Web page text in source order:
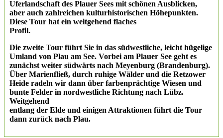
Uferlandschaft des Plauer Sees mit schönen Ausblicken,
aber auch zahlreichen kulturhistorischen Höhepunkten.
Diese Tour hat ein weitgehend flaches
Profil.
Die zweite Tour führt Sie in das südwestliche, leicht hügelige
Umland von Plau am See. Vorbei am Plauer See geht es
zunächst weiter südwärts nach Meyenburg (Brandenburg).
Über Marienfließ, durch ruhige Wälder und die Retzower
Heide radeln wir dann über farbenprächtige Wiesen und
bunte Felder in nordwestliche Richtung nach Lübz.
Weitgehend
entlang der Elde und einigen Attraktionen führt die Tour
dann zurück nach Plau.